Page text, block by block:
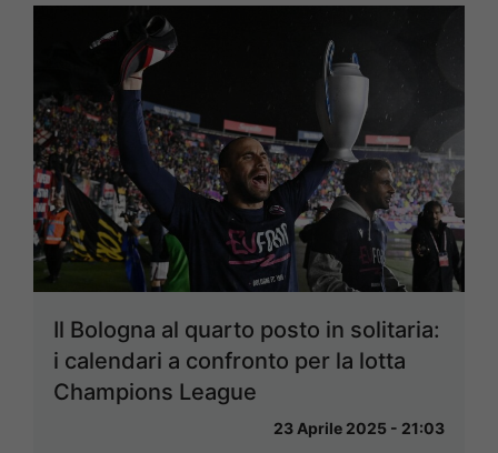
Il Bologna al quarto posto in solitaria:
i calendari a confronto per la lotta
Champions League
23 Aprile 2025 - 21:03